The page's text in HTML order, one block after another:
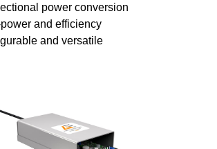
power conversion
and efficiency
and versatile